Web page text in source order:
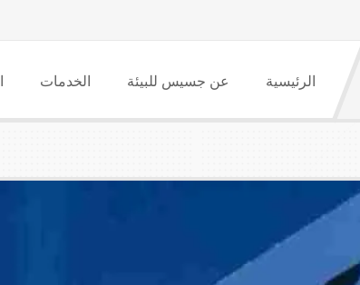
الرئيسية عن جسيس للبيئة الخدمات